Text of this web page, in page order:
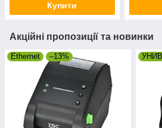
Купити
Акційні пропозиції та новинки
Ethernet –13%